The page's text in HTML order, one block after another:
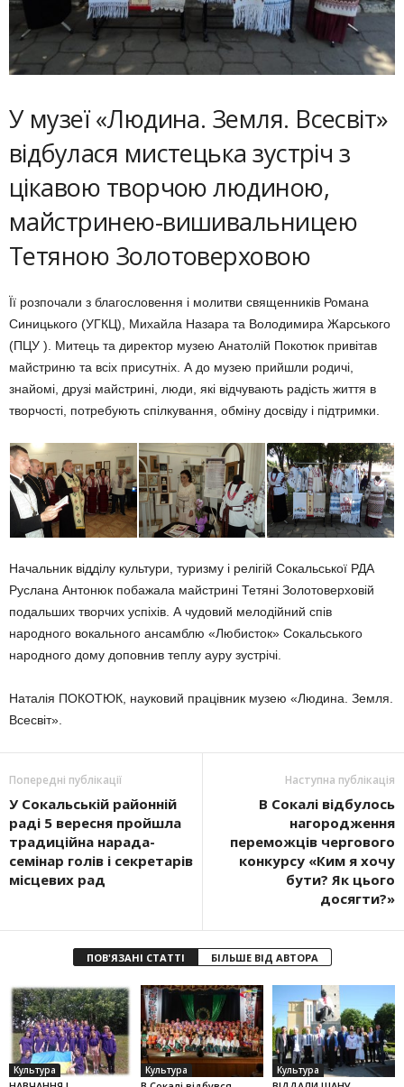
У музеї «Людина. Земля. Всесвіт»
відбулася мистецька зустріч з
цікавою творчою людиною,
майстринею-вишивальницею
Тетяною Золотоверховою
Її розпочали з благословення і молитви священників Романа
Синицького (УГКЦ), Михайла Назара та Володимира Жарського
(ПЦУ ). Митець та директор музею Анатолій Покотюк привітав
майстриню та всіх присутніх. А до музею прийшли родичі,
знайомі, друзі майстрині, люди, які відчувають радість життя в
творчості, потребують спілкування, обміну досвіду і підтримки.
Начальник відділу культури, туризму і релігій Сокальської РДА
Руслана Антонюк побажала майстрині Тетяні Золотоверховій
подальших творчих успіхів. А чудовий мелодійний спів
народного вокального ансамблю «Любисток» Сокальського
народного дому доповнив теплу ауру зустрічі.
Наталія ПОКОТЮК, науковий працівник музею «Людина. Земля.
Всесвіт».
Попередні публікації
У Сокальській районній
раді 5 вересня пройшла
традиційна нарада-
семінар голів і секретарів
місцевих рад
Наступна публікація
В Сокалі відбулось
нагородження
переможців чергового
конкурсу «Ким я хочу
бути? Як цього
досягти?»
ПОВ'ЯЗАНІ СТАТТІ БІЛЬШЕ ВІД АВТОРА
Культура Культура Культура